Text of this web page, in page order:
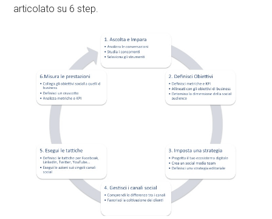
articolato su 6 step.